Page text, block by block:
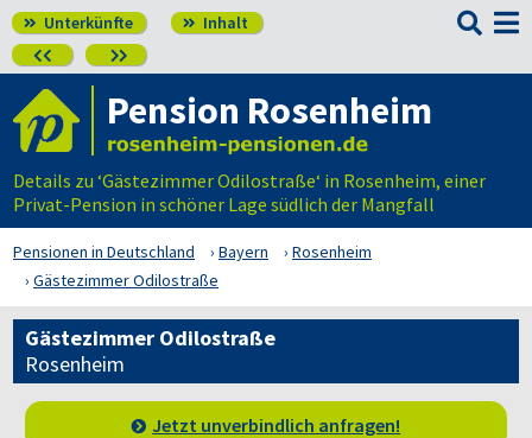
 Unterkünfte  Inhalt
 

Pension Rosenheim
Details zu ‘Gästezimmer Odilostraße‘ in Rosenheim, einer
Privat-Pension in schöner Lage südlich der Mangfall
Pensionen in Deutschland Bayern
Rosenheim
Gästezimmer Odilostraße
Gästezimmer Odilostraße
Rosenheim
Jetzt unverbindlich anfragen!